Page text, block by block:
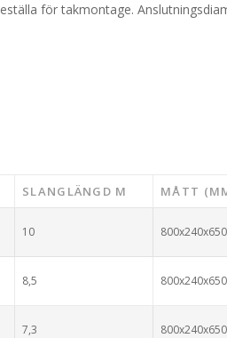
för takmontage.
SLANGLÄNGD M MÅTT
10 800x240x650
8,5 800x240x650
7,3 800x240x650